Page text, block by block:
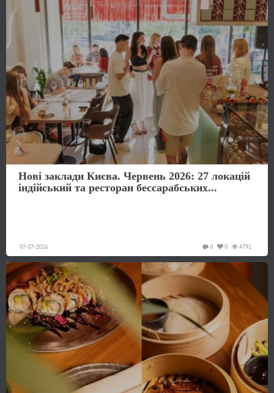
Нові заклади Києва. Червень 2026: 27 локацій
індійський та ресторан бессарабських...
07-07-2026 4791
0
0